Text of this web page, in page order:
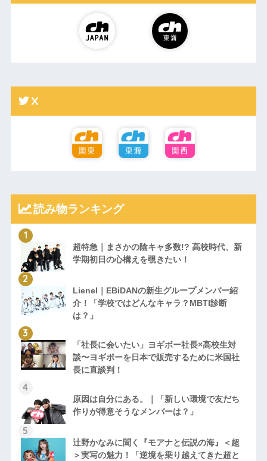
X
読み物ランキング
超特急｜まさかの陰キャ多数!? 高校時代、新
学期初日の心構えを覗きたい！
Lienel｜EBiDANの新生グループメンバー紹
介！「学校ではどんなキャラ？MBTI診断
は？」
「社長に会いたい」ヨギボー社長×高校生対
談〜ヨギボーを日本で販売するために米国社
長に直談判！
原因は自分にある。｜「新しい環境で友だち
作りが得意そうなメンバーは？」
辻野かなみに聞く『モアナと伝説の海』＜超
＞実写の魅力！「逆境を乗り越えてきた超と